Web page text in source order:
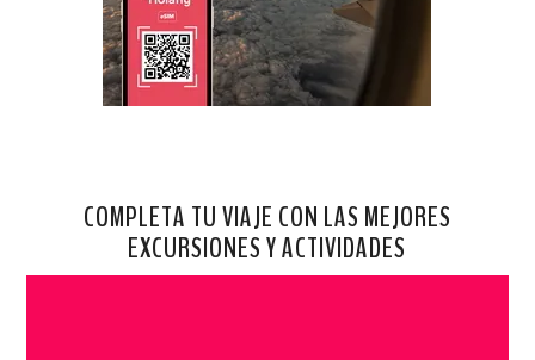
COMPLETA TU VIAJE CON LAS MEJORES
EXCURSIONES Y ACTIVIDADES